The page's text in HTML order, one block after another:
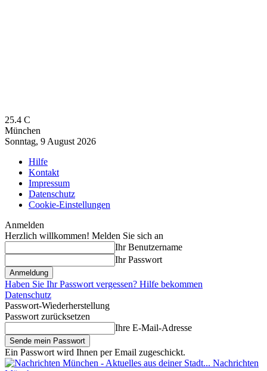
25.4 C
München
Sonntag, 9 August 2026
Hilfe
Kontakt
Impressum
Datenschutz
Cookie-Einstellungen
Anmelden
Herzlich willkommen! Melden Sie sich an
Ihr Benutzername
Ihr Passwort
Haben Sie Ihr Passwort vergessen? Hilfe bekommen
Datenschutz
Passwort-Wiederherstellung
Passwort zurücksetzen
Ihre E-Mail-Adresse
Ein Passwort wird Ihnen per Email zugeschickt.
Nachrichten